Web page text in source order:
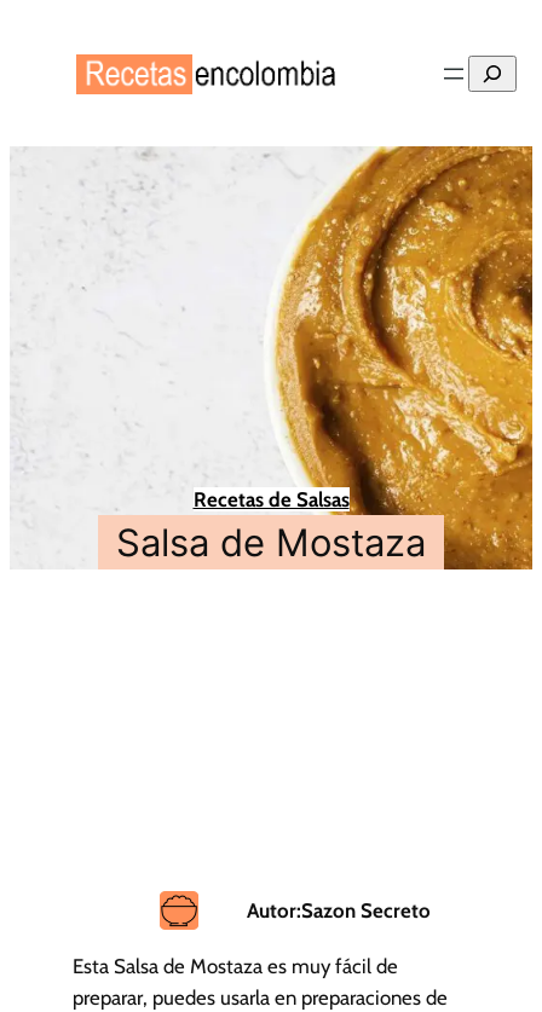
Buscar
Recetas de Salsas
Salsa de Mostaza
Autor:Sazon Secreto
Esta Salsa de Mostaza es muy fácil de
preparar, puedes usarla en preparaciones de